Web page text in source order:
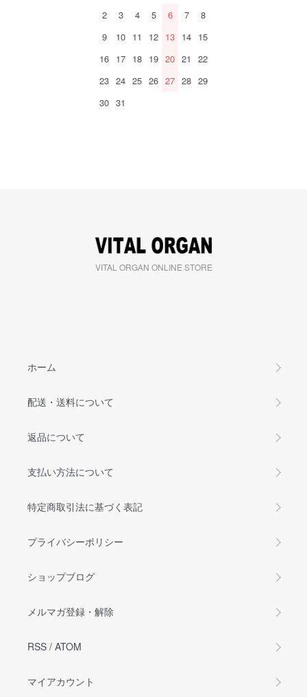
2
3 4 5 6 7
8
9
10 11 12 13 14 15
16 17 18 19 20 21
22
23 24 25 26 27 28 29
30 31
VITAL ORGAN ONLINE STORE
ホーム
配送・送料について
返品について
支払い方法について
特定商取引法に基づく表記
プライバシーポリシー
ショップブログ
メルマガ登録・解除
RSS / ATOM
マイアカウント